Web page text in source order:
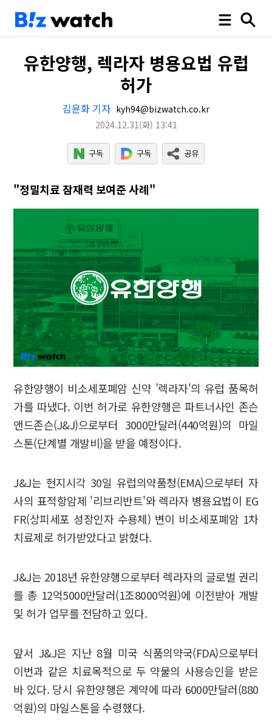
유한양행, 렉라자 병용요법 유럽
허가
김윤화 기자 kyh94@bizwatch.co.kr
2024.12.31(화) 13:41
"정밀치료 잠재력 보여준 사례"
유한양행이 비소세포폐암 신약 '렉라자'의 유럽 품목허
가를 따냈다. 이번 허가로 유한양행은 파트너사인 존슨
앤드존슨(J&J)으로부터 3000만달러(440억원)의 마일
스톤(단계별 개발비)을 받을 예정이다.
J&J는 현지시각 30일 유럽의약품청(EMA)으로부터 자
사의 표적항암제 '리브리반트'와 렉라자 병용요법이 EG
FR(상피세포 성장인자 수용체) 변이 비소세포폐암 1차
치료제로 허가받았다고 밝혔다.
J&J는 2018년 유한양행으로부터 렉라자의 글로벌 권리
를 총 12억5000만달러(1조8000억원)에 이전받아 개발
및 허가 업무를 전담하고 있다.
앞서 J&J은 지난 8월 미국 식품의약국(FDA)으로부터
이번과 같은 치료목적으로 두 약물의 사용승인을 받은
바 있다. 당시 유한양행은 계약에 따라 6000만달러(880
억원)의 마일스톤을 수령했다.